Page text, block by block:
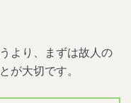
より、まずは故人の
が大切です。